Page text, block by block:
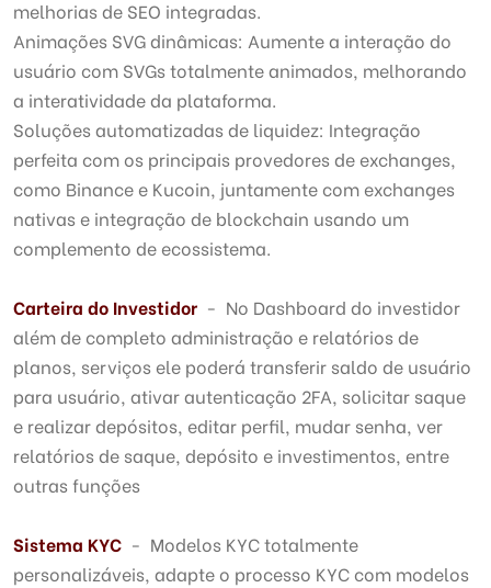
melhorias de SEO integradas.
Animações SVG dinâmicas: Aumente a interação do
usuário com SVGs totalmente animados, melhorando
a interatividade da plataforma.
Soluções automatizadas de liquidez: Integração
perfeita com os principais provedores de exchanges,
como Binance e Kucoin, juntamente com exchanges
nativas e integração de blockchain usando um
complemento de ecossistema.
Carteira do Investidor - No Dashboard do investidor
além de completo administração e relatórios de
planos, serviços ele poderá transferir saldo de usuário
para usuário, ativar autenticação 2FA, solicitar saque
e realizar depósitos, editar perfil, mudar senha, ver
relatórios de saque, depósito e investimentos, entre
outras funções
Sistema KYC - Modelos KYC totalmente
personalizáveis, adapte o processo KYC com modelos